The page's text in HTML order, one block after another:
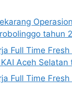
tahun
Full Time
Aceh
Full Time